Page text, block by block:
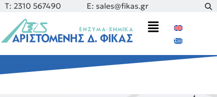
Τ: 2310 567490 E: sales@fikas.gr